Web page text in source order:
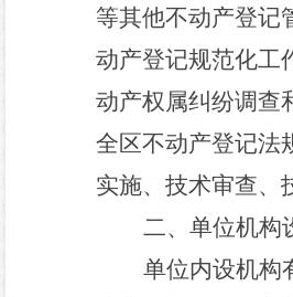
等其他不动产登记
动产登记规范化工
动产权属纠纷调查
全区不动产登记法
实施、技术审查、
二、单位机构
单位内设机构